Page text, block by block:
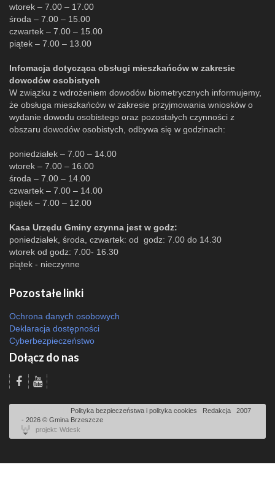
wtorek – 7.00 – 17.00
środa – 7.00 – 15.00
czwartek – 7.00 – 15.00
piątek – 7.00 – 13.00
Infomacja dotycząca obsługi mieszkańców w zakresie
dowodów osobistych
W związku z wdrożeniem dowodów biometrycznych informujemy,
że obsługa mieszkańców w zakresie przyjmowania wniosków o
wydanie dowodu osobistego oraz pozostałych czynności z
obszaru dowodów osobistych, odbywa się w godzinach:
poniedziałek – 7.00 – 14.00
wtorek – 7.00 – 16.00
środa – 7.00 – 14.00
czwartek – 7.00 – 14.00
piątek – 7.00 – 12.00
Kasa Urzędu Gminy czynna jest w godz:
poniedziałek, środa, czwartek: od godz: 7.00 do 14.30
wtorek od godz: 7.00- 16.30
piątek - nieczynne
Pozostałe linki
Ochrona danych osobowych
Deklaracja dostępności
Cyberbezpieczeństwo
Dołącz do nas
Polityka bezpieczeństwa i polityka cookies Redakcja
2007
- 2026 © Gmina Brzeszcze
projekt: Wdesk